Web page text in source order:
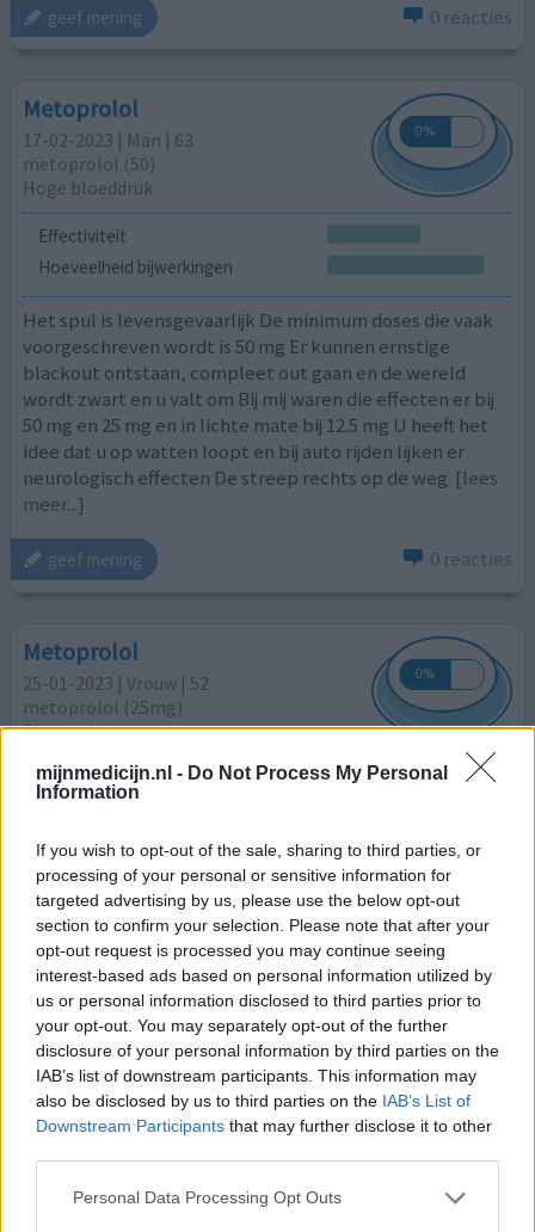
mijnmedicijn.nl - Do Not Process My Personal
Information
If you wish to opt-out of the sale, sharing to third parties, or
processing of your personal or sensitive information for
targeted advertising by us, please use the below opt-out
section to confirm your selection. Please note that after your
opt-out request is processed you may continue seeing
interest-based ads based on personal information utilized by
us or personal information disclosed to third parties prior to
your opt-out. You may separately opt-out of the further
disclosure of your personal information by third parties on the
IAB’s list of downstream participants. This information may
also be disclosed by us to third parties on the IAB’s List of
Downstream Participants that may further disclose it to other
Personal Data Processing Opt Outs
geef mening 0 reacties
Metoprolol
17-02-2023 | Man | 63
metoprolol (50)
Hoge bloeddruk
Effectiviteit
Hoeveelheid bijwerkingen
Het spul is levensgevaarlijk De minimum doses die vaak
voorgeschreven wordt is 50 mg Er kunnen ernstige
blackout ontstaan, compleet out gaan en de wereld
wordt zwart en u valt om Bij mij waren die effecten er bij
50 mg en 25 mg en in lichte mate bij 12.5 mg U heeft het
idee dat u op watten loopt en bij auto rijden lijken er
neurologisch effecten De streep rechts op de weg [lees
meer...]
geef mening 0 reacties
Metoprolol
25-01-2023 | Vrouw | 52
metoprolol (25mg)
Pijn op de borst
Effectiviteit
Ik slikte deze medicijn maar kort maar kreeg aardig
bijwerkingen van zeer trage hartslag in de nacht van
44slagen en was heel erg moe gewoon Total löss .. Nu
toch andere medicijn voor de pijn op de borst
geef mening 0 reacties
Metoprolol
21-12-2022 | Vrouw | 64
Hartinfarct